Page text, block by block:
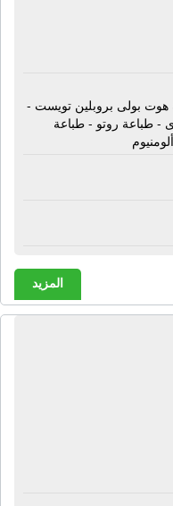
هوت بولى بروبلين تويست -
- طباعة روتو - طباعة
المزيد